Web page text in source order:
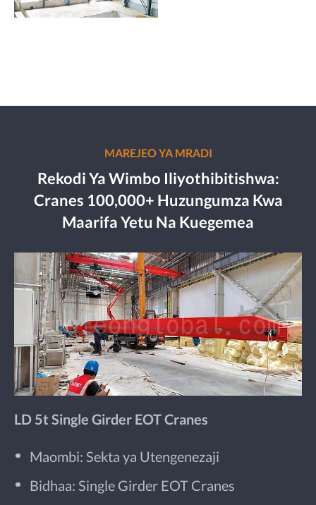
MAREJEO YA MRADI
Rekodi Ya Wimbo Iliyothibitishwa:
Cranes 100,000+ Huzungumza Kwa
Maarifa Yetu Na Kuegemea
LD 5t Single Girder EOT Cranes
Maombi: Sekta ya Utengenezaji
Bidhaa: Single Girder EOT Cranes